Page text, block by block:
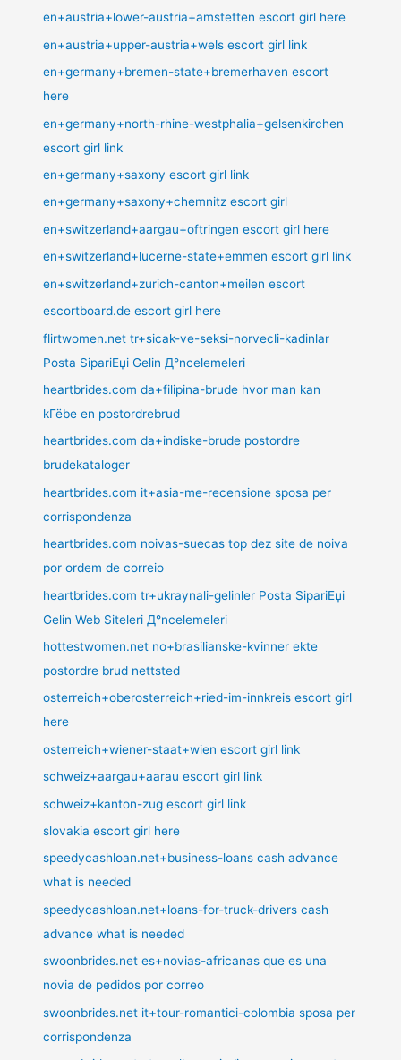
en+austria+lower-austria+amstetten escort girl here
en+austria+upper-austria+wels escort girl link
en+germany+bremen-state+bremerhaven escort
here
en+germany+north-rhine-westphalia+gelsenkirchen
escort girl link
en+germany+saxony escort girl link
en+germany+saxony+chemnitz escort girl
en+switzerland+aargau+oftringen escort girl here
en+switzerland+lucerne-state+emmen escort girl link
en+switzerland+zurich-canton+meilen escort
escortboard.de escort girl here
flirtwomen.net tr+sicak-ve-seksi-norvecli-kadinlar
Posta SipariЕџi Gelin Д°ncelemeleri
heartbrides.com da+filipina-brude hvor man kan
kГёbe en postordrebrud
heartbrides.com da+indiske-brude postordre
brudekataloger
heartbrides.com it+asia-me-recensione sposa per
corrispondenza
heartbrides.com noivas-suecas top dez site de noiva
por ordem de correio
heartbrides.com tr+ukraynali-gelinler Posta SipariЕџi
Gelin Web Siteleri Д°ncelemeleri
hottestwomen.net no+brasilianske-kvinner ekte
postordre brud nettsted
osterreich+oberosterreich+ried-im-innkreis escort girl
here
osterreich+wiener-staat+wien escort girl link
schweiz+aargau+aarau escort girl link
schweiz+kanton-zug escort girl link
slovakia escort girl here
speedycashloan.net+business-loans cash advance
what is needed
speedycashloan.net+loans-for-truck-drivers cash
advance what is needed
swoonbrides.net es+novias-africanas que es una
novia de pedidos por correo
swoonbrides.net it+tour-romantici-colombia sposa per
corrispondenza